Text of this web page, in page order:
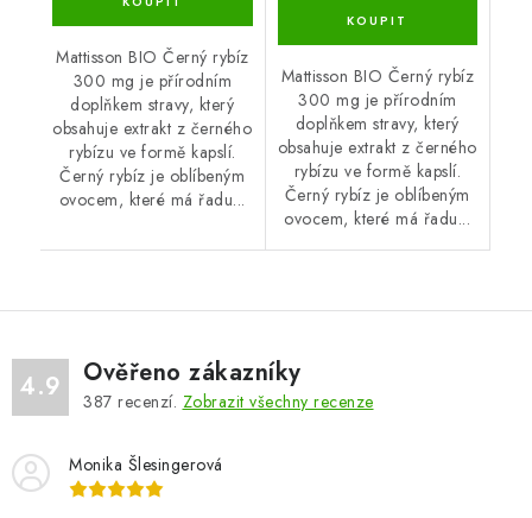
Mattisson BIO Černý rybíz
300 mg je přírodním
doplňkem stravy, který
obsahuje extrakt z černého
rybízu ve formě kapslí.
Černý rybíz je oblíbeným
ovocem, které má řadu...
Mattisson BIO Černý rybíz
300 mg je přírodním
doplňkem stravy, který
obsahuje extrakt z černého
rybízu ve formě kapslí.
Černý rybíz je oblíbeným
ovocem, které má řadu...
4.9 Ověřeno zákazníky
387 recenzí. Zobrazit všechny recenze
Monika Šlesingerová